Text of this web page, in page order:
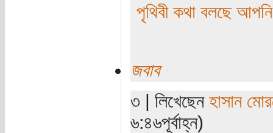
পৃথিবী কথা বলছে
জবাব
৩ | লিখেছেন হাসান
৬:৪৬পূর্বাহ্ন)